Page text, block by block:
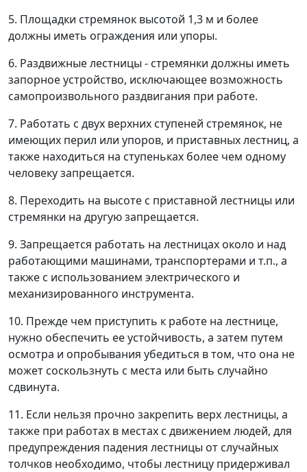
5. Площадки стремянок высотой 1,3 м и более
должны иметь ограждения или упоры.
6. Раздвижные лестницы - стремянки должны иметь
запорное устройство, исключающее возможность
самопроизвольного раздвигания при работе.
7. Работать с двух верхних ступеней стремянок, не
имеющих перил или упоров, и приставных лестниц, а
также находиться на ступеньках более чем одному
человеку запрещается.
8. Переходить на высоте с приставной лестницы или
стремянки на другую запрещается.
9. Запрещается работать на лестницах около и над
работающими машинами, транспортерами и т.п., а
также с использованием электрического и
механизированного инструмента.
10. Прежде чем приступить к работе на лестнице,
нужно обеспечить ее устойчивость, а затем путем
осмотра и опробывания убедиться в том, что она не
может соскользнуть с места или быть случайно
сдвинута.
11. Если нельзя прочно закрепить верх лестницы, а
также при работах в местах с движением людей, для
предупреждения падения лестницы от случайных
толчков необходимо, чтобы лестницу придерживал